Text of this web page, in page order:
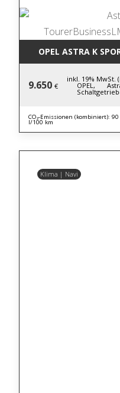
OPEL ASTRA K
9.650 €
inkl. 19% MwSt.
OPEL,
CO₂-Emissionen (kombiniert):
l/100 km
Klima | Navi